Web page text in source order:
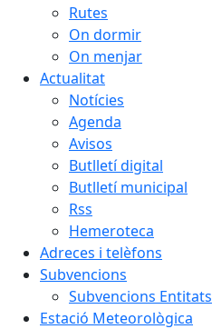
Rutes
On dormir
On menjar
Actualitat
Notícies
Agenda
Avisos
Butlletí digital
Butlletí municipal
Rss
Hemeroteca
Adreces i telèfons
Subvencions
Subvencions Entitats
Estació Meteorològica